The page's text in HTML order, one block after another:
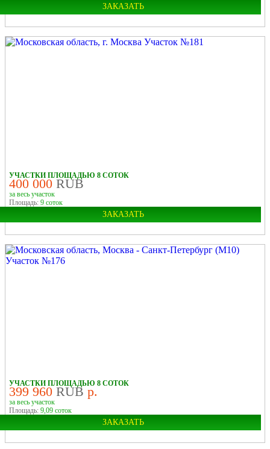
ЗАКАЗАТЬ
Область: Московская
УЧАСТКИ ПЛОЩАДЬЮ 8 СОТОК
400 000 RUB
за весь участок
Площадь: 9 соток
ЗАКАЗАТЬ
Область:
Московская
Город:
УЧАСТКИ ПЛОЩАДЬЮ 8 СОТОК
399 960 RUB р.
за весь участок
Площадь: 9,09 соток
ЗАКАЗАТЬ